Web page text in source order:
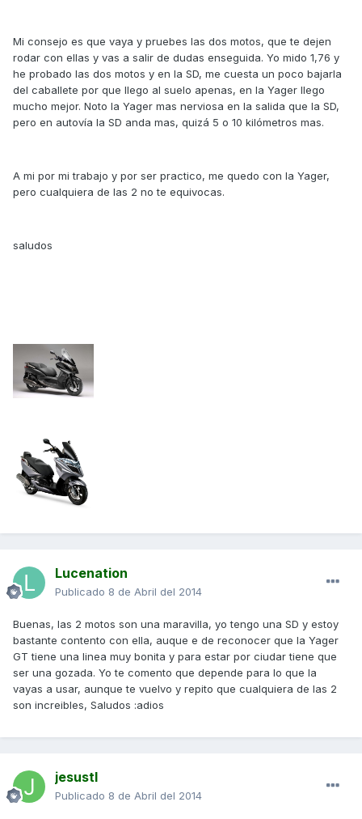
Mi consejo es que vaya y pruebes las dos motos, que te dejen
rodar con ellas y vas a salir de dudas enseguida. Yo mido 1,76 y
he probado las dos motos y en la SD, me cuesta un poco bajarla
del caballete por que llego al suelo apenas, en la Yager llego
mucho mejor. Noto la Yager mas nerviosa en la salida que la SD,
pero en autovía la SD anda mas, quizá 5 o 10 kilómetros mas.
A mi por mi trabajo y por ser practico, me quedo con la Yager,
pero cualquiera de las 2 no te equivocas.
saludos
Lucenation
Publicado 8 de Abril del 2014
Buenas, las 2 motos son una maravilla, yo tengo una SD y estoy
bastante contento con ella, auque e de reconocer que la Yager
GT tiene una linea muy bonita y para estar por ciudar tiene que
ser una gozada. Yo te comento que depende para lo que la
vayas a usar, aunque te vuelvo y repito que cualquiera de las 2
son increibles, Saludos :adios
jesustl
Publicado 8 de Abril del 2014